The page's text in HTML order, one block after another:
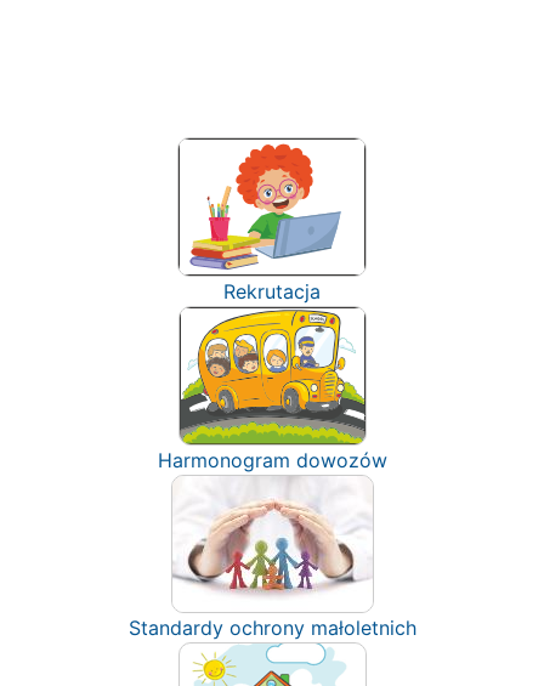
Rekrutacja
Harmonogram dowozów
Standardy ochrony małoletnich